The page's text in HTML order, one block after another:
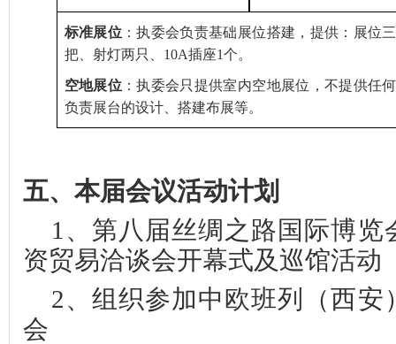
标准展位 ：执委会负责基础展位搭建 ， 提供：展位
把、射灯两只、 10A插座1个。
空地展位 ：执委会 只提供室内空地展位 ，不提供任
负责展台的设计、搭建布展等。
五、本届会议活动计划
1、 第八届丝绸之路国际博
资贸易洽谈会开幕式及巡馆活动
2、组织参加中欧班列（西
会